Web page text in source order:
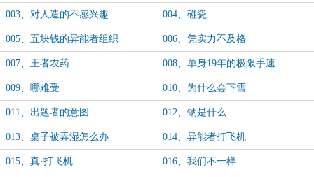
003、对人造的不感兴趣 004、碰瓷
005、五块钱的异能者组织 006、凭实力不及格
007、王者农药 008、单身19年的极限手速
009、哪难受 010、为什么会下雪
011、出题者的意图 012、钠是什么
013、桌子被弄湿怎么办 014、异能者打飞机
015、真·打飞机 016、我们不一样